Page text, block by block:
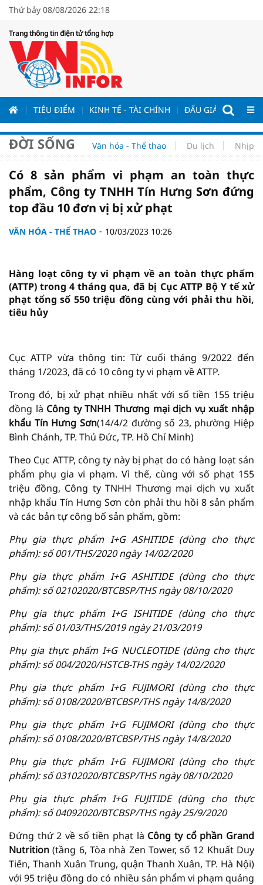
Thứ bảy 08/08/2026 22:18
Trang thông tin điện tử tổng hợp
TIÊU ĐIỂM KINH TẾ - TÀI CHÍNH ĐẤU GIÁ - ĐẤU
ĐỜI SỐNG Văn hóa - Thể thao Du lịch Nhịp
Có 8 sản phẩm vi phạm an toàn thực
phẩm, Công ty TNHH Tín Hưng Sơn đứng
top đầu 10 đơn vị bị xử phạt
VĂN HÓA - THỂ THAO 10/03/2023 10:26
Hàng loạt công ty vi phạm về an toàn thực phẩm
(ATTP) trong 4 tháng qua, đã bị Cục ATTP Bộ Y tế xử
phạt tổng số 550 triệu đồng cùng với phải thu hồi,
tiêu hủy
Cục ATTP vừa thông tin: Từ cuối tháng 9/2022 đến
tháng 1/2023, đã có 10 công ty vi phạm về ATTP.
Trong đó, bị xử phạt nhiều nhất với số tiền 155 triệu
đồng là Công ty TNHH Thương mại dịch vụ xuất nhập
khẩu Tín Hưng Sơn(14/4/2 đường số 23, phường Hiệp
Bình Chánh, TP. Thủ Đức, TP. Hồ Chí Minh)
Theo Cục ATTP, công ty này bị phạt do có hàng loạt sản
phẩm phụ gia vi phạm. Vì thế, cùng với số phạt 155
triệu đồng, Công ty TNHH Thương mại dịch vụ xuất
nhập khẩu Tín Hưng Sơn còn phải thu hồi 8 sản phẩm
và các bản tự công bố sản phẩm, gồm:
Phụ gia thực phẩm I+G ASHITIDE (dùng cho thực
phẩm): số 001/THS/2020 ngày 14/02/2020
Phụ gia thực phẩm I+G ASHITIDE (dùng cho thực
phẩm): số 02102020/BTCBSP/THS ngày 08/10/2020
Phụ gia thực phẩm I+G ISHITIDE (dùng cho thực
phẩm): số 01/03/THS/2019 ngày 21/03/2019
Phụ gia thực phẩm I+G NUCLEOTIDE (dùng cho thực
phẩm): số 004/2020/HSTCB-THS ngày 14/02/2020
Phụ gia thực phẩm I+G FUJIMORI (dùng cho thực
phẩm): số 0108/2020/BTCBSP/THS ngày 14/8/2020
Phụ gia thực phẩm I+G FUJIMORI (dùng cho thực
phẩm): số 0108/2020/BTCBSP/THS ngày 14/8/2020
Phụ gia thực phẩm I+G FUJIMORI (dùng cho thực
phẩm): số 03102020/BTCBSP/THS ngày 08/10/2020
Phụ gia thực phẩm I+G FUJITIDE (dùng cho thực
phẩm): số 04092020/BTCBSP/THS ngày 25/9/2020
Đứng thứ 2 về số tiền phạt là Công ty cổ phần Grand
Nutrition (tầng 6, Tòa nhà Zen Tower, số 12 Khuất Duy
Tiến, Thanh Xuân Trung, quận Thanh Xuân, TP. Hà Nội)
với 95 triệu đồng do có nhiều sản phẩm vi phạm quảng